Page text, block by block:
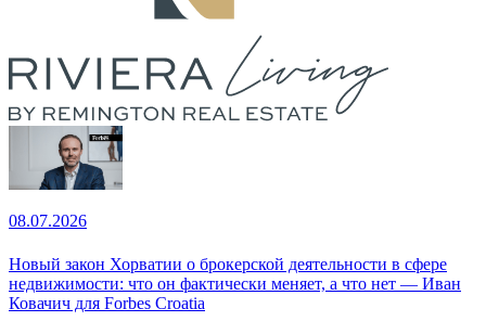
08.07.2026
Новый закон Хорватии о брокерской деятельности в сфере
недвижимости: что он фактически меняет, а что нет — Иван
Ковачич для Forbes Croatia